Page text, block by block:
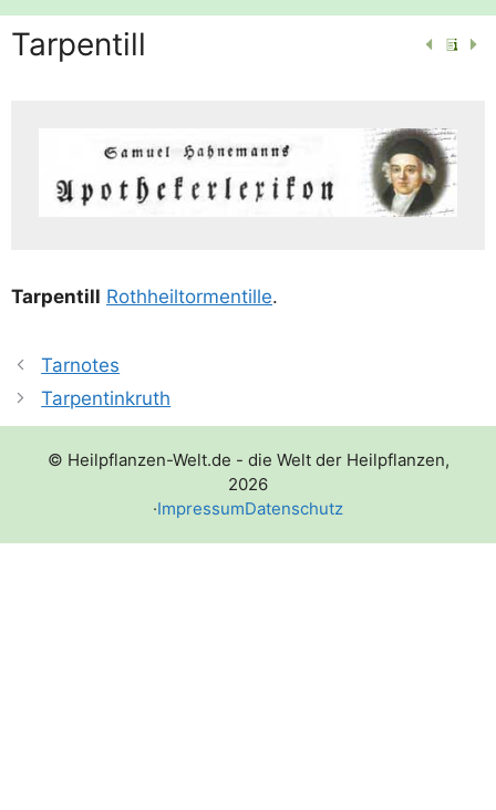
Tarpentill
Tar­pen­till Roth­heil­tor­men­til­le.
Tarnotes
Tarpentinkruth
© Heilpflanzen-Welt.de - die Welt der Heilpflanzen,
2026
·ImpressumDatenschutz